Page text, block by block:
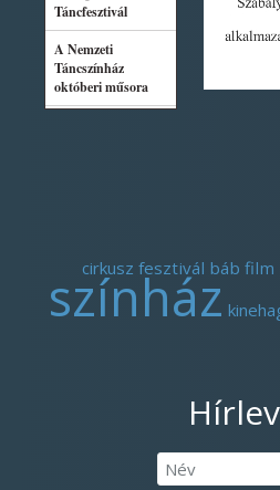
cirkusz fesztivál báb film
színház